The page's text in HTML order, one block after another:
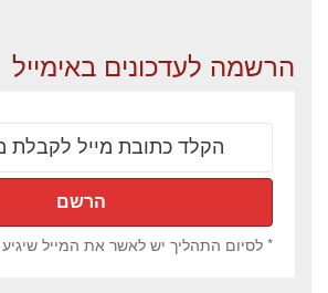
הרשמה לעדכונים באימייל
* לסיום התהליך יש לאשר את המייל